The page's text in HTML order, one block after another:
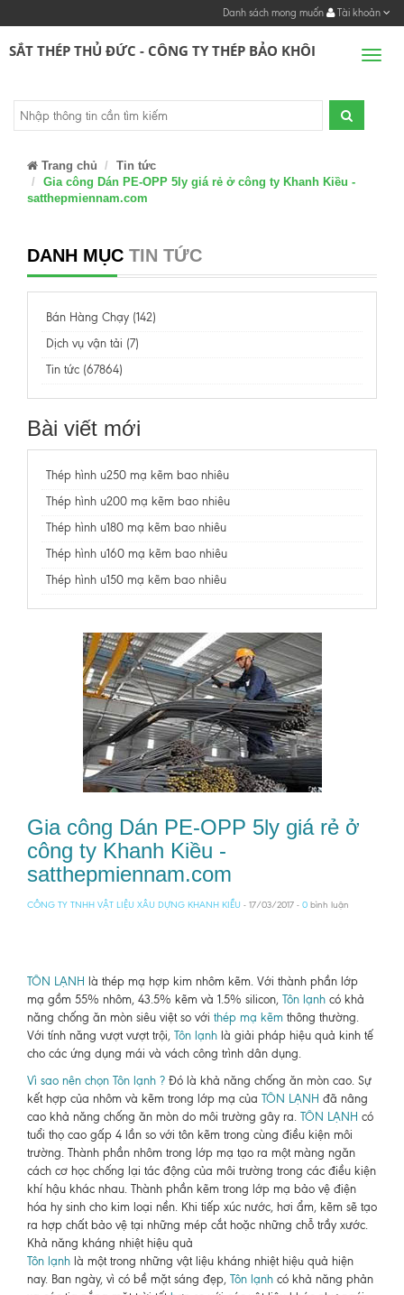
Danh sách mong muốn Tài khoản
SẮT THÉP THỦ ĐỨC - CÔNG TY THÉP BẢO KHÔI
Trang chủ
Tin tức
Gia công Dán PE-OPP 5ly giá rẻ ở công ty Khanh Kiều -
satthepmiennam.com
DANH MỤC TIN TỨC
Bán Hàng Chạy (142)
Dịch vụ vận tải (7)
Tin tức (67864)
Bài viết mới
Thép hình u250 mạ kẽm bao nhiêu
Thép hình u200 mạ kẽm bao nhiêu
Thép hình u180 mạ kẽm bao nhiêu
Thép hình u160 mạ kẽm bao nhiêu
Thép hình u150 mạ kẽm bao nhiêu
Gia công Dán PE-OPP 5ly giá rẻ ở
công ty Khanh Kiều -
satthepmiennam.com
CÔNG TY TNHH VẬT LIỆU XÂU DỰNG KHANH KIỀU - 17/03/2017 - 0 bình luận
TÔN LẠNH là thép mạ hợp kim nhôm kẽm. Với thành phần lớp
mạ gồm 55% nhôm, 43.5% kẽm và 1.5% silicon, Tôn lạnh có khả
năng chống ăn mòn siêu việt so với thép mạ kẽm thông thường.
Với tính năng vượt vượt trội, Tôn lạnh là giải pháp hiệu quả kinh tế
cho các ứng dụng mái và vách công trình dân dụng.
Vì sao nên chọn Tôn lạnh ? Đó là khả năng chống ăn mòn cao. Sự
kết hợp của nhôm và kẽm trong lớp mạ của TÔN LẠNH đã nâng
cao khả năng chống ăn mòn do môi trường gây ra. TÔN LẠNH có
tuổi thọ cao gấp 4 lần so với tôn kẽm trong cùng điều kiện môi
trường. Thành phần nhôm trong lớp mạ tạo ra một màng ngăn
cách cơ học chống lại tác động của môi trường trong các điều kiện
khí hậu khác nhau. Thành phần kẽm trong lớp mạ bảo vệ điện
hóa hy sinh cho kim loại nền. Khi tiếp xúc nước, hơi ẩm, kẽm sẽ tạo
ra hợp chất bảo vệ tại những mép cắt hoặc những chỗ trầy xước.
Khả năng kháng nhiệt hiệu quả
Tôn lạnh là một trong những vật liệu kháng nhiệt hiệu quả hiện
nay. Ban ngày, vì có bề mặt sáng đẹp, Tôn lạnh có khả năng phản